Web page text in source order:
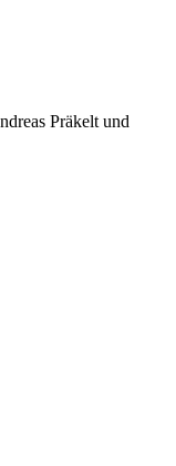
Präkelt und